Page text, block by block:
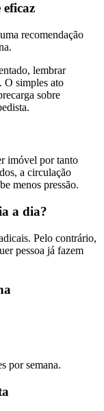
recomendação
lembrar
O simples ato
sobre
imóvel por tanto
a circulação
menos pressão.
a dia?
Pelo contrário,
pessoa já fazem
por semana.